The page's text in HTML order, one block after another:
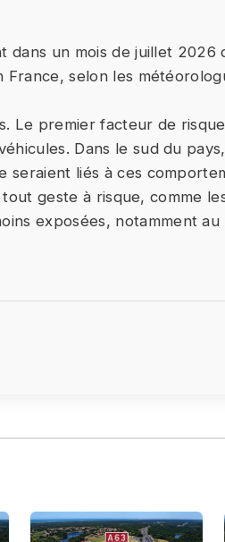
dans un mois de juillet 2026
selon les
Le premier facteur de
Dans le sud du
liés à ces
geste à risque, comme
exposées, notamment